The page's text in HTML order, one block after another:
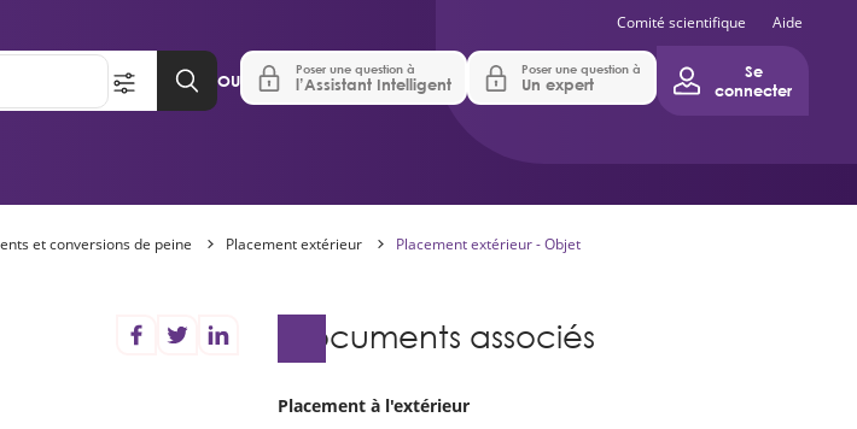
Aller au contenu principal
OU
Poser une question à
l’Assistant Intelligent
Poser une question à
Un expert
Se
connecter
Comité scientifique Aide
et conversions de peine Placement extérieur Placement extérieur - Objet
Documents associés
Placement à l'extérieur